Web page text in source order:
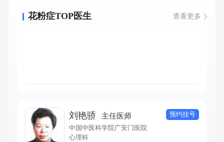
花粉症TOP医生 查看更多
刘艳骄 主任医师
中国中医科学院广安门医院
心理科
预约挂号